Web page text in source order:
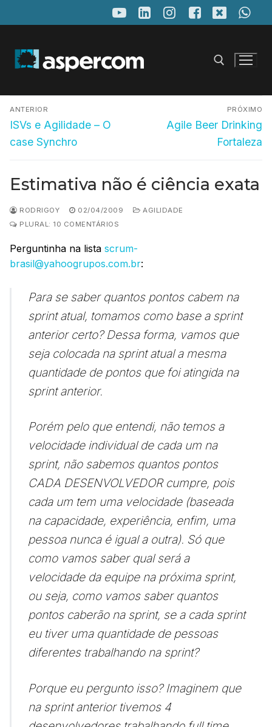
para
conteúdo
Pesquisar por:
Navegação
de
Post
ANTERIOR
Post
anterior:
ISVs e Agilidade – O
case Synchro
PRÓXIMO
Próximo
Agile Beer Drinking
Fortaleza
Estimativa não é ciência exata
RODRIGOY 02/04/2009
AGILIDADE
PLURAL: 10 COMENTÁRIOS
Perguntinha na lista scrum-
brasil@yahoogrupos.com.br:
Para se saber quantos pontos cabem na
sprint atual, tomamos como base a sprint
anterior certo? Dessa forma, vamos que
seja colocada na sprint atual a mesma
quantidade de pontos que foi atingida na
sprint anterior.
Porém pelo que entendi, não temos a
velocidade individual de cada um na
sprint, não sabemos quantos pontos
CADA DESENVOLVEDOR cumpre, pois
cada um tem uma velocidade (baseada
na capacidade, experiência, enfim, uma
pessoa nunca é igual a outra). Só que
como vamos saber qual será a
velocidade da equipe na próxima sprint,
ou seja, como vamos saber quantos
pontos caberão na sprint, se a cada sprint
eu tiver uma quantidade de pessoas
diferentes trabalhando na sprint?
Porque eu pergunto isso? Imaginem que
na sprint anterior tivemos 4